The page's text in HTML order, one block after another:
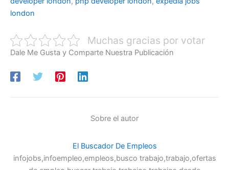
london
Muchas gracias por votar
Dale Me Gusta y Comparte Nuestra Publicación
Sobre el autor
El Buscador De Empleos
infojobs,infoempleo,empleos,busco trabajo,trabajo,ofertas